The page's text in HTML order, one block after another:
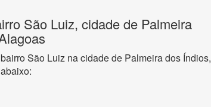
São Luiz, cidade de Palmeira
São Luiz na cidade de Palmeira dos Índios,